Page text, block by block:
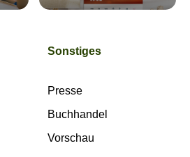
Sonstiges
Presse
Buchhandel
Vorschau